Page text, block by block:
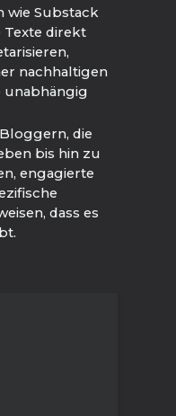
wie Substack
direkt
nachhaltigen
unabhängig
die
bis hin zu
engagierte
dass es